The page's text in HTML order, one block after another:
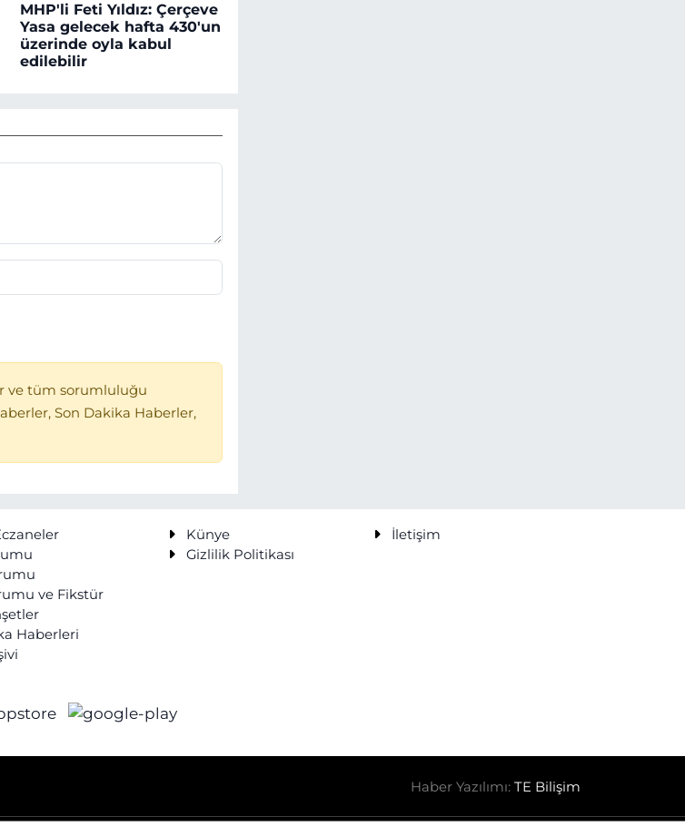
MHP'li Feti Yıldız: Çerçeve
Yasa gelecek hafta 430'un
üzerinde oyla kabul
edilebilir
ve tüm sorumluluğu
Son Dakika Haberler,
ve Fikstür
Haberleri
Künye
İletişim
Gizlilik Politikası
Haber Yazılımı:TE Bilişim